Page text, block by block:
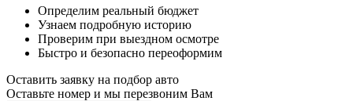
Определим реальный бюджет
Узнаем подробную историю
Проверим при выездном осмотре
Быстро и безопасно переоформим
Оставить заявку на подбор авто
Оставьте номер и мы перезвоним Вам